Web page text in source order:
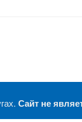
Сайт не